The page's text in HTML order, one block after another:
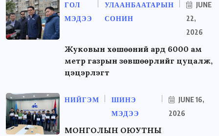
ГОЛ
МЭДЭЭ
УЛААНБААТАРЫН
СОНИН
JUNE
22,
2026
Жуковын хөшөөний ард 6000 ам
метр газрын зөвшөөрлийг цуцалж,
цэцэрлэгт
НИЙГЭМ
ШИНЭ
МЭДЭЭ
JUNE 16,
2026
МОНГОЛЫН ОЮУТНЫ